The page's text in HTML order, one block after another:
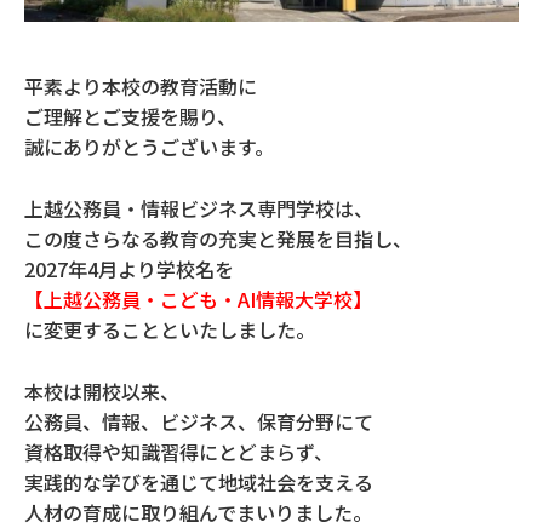
平素より本校の教育活動に
ご理解とご支援を賜り、
誠にありがとうございます。
上越公務員・情報ビジネス専門学校は、
この度さらなる教育の充実と発展を目指し、
2027年4月より学校名を
【上越公務員・こども・AI情報大学校】
に変更することといたしました。
本校は開校以来、
公務員、情報、ビジネス、保育分野にて
資格取得や知識習得にとどまらず、
実践的な学びを通じて地域社会を支える
人材の育成に取り組んでまいりました。